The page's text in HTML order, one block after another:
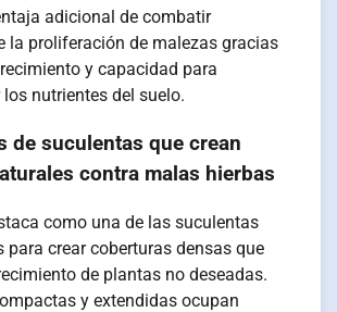
adicional de combatir
la proliferación de malezas gracias
y capacidad para
nutrientes del suelo.
de suculentas que crean
contra malas hierbas
como una de las suculentas
para crear coberturas densas que
de plantas no deseadas.
y extendidas ocupan